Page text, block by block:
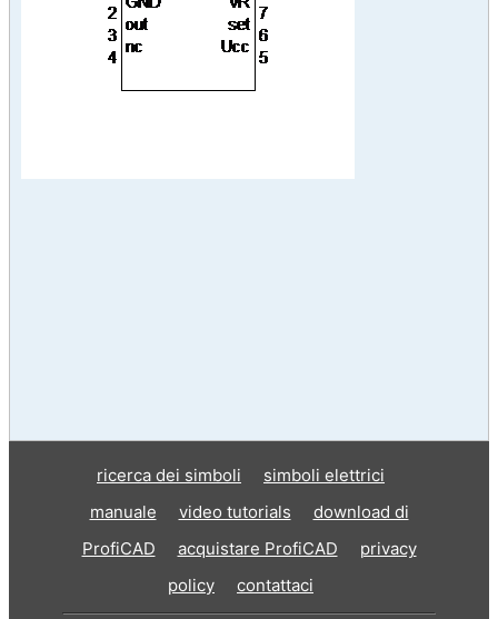
ricerca dei simboli
simboli elettrici
manuale
video tutorials
download di
ProfiCAD
acquistare ProfiCAD
privacy
policy
contattaci